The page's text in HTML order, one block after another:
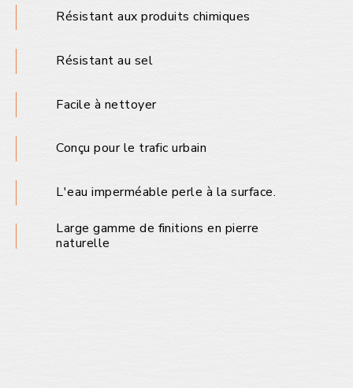
Résistant aux produits chimiques
Résistant au sel
Facile à nettoyer
Conçu pour le trafic urbain
L'eau imperméable perle à la surface.
Large gamme de finitions en pierre
naturelle